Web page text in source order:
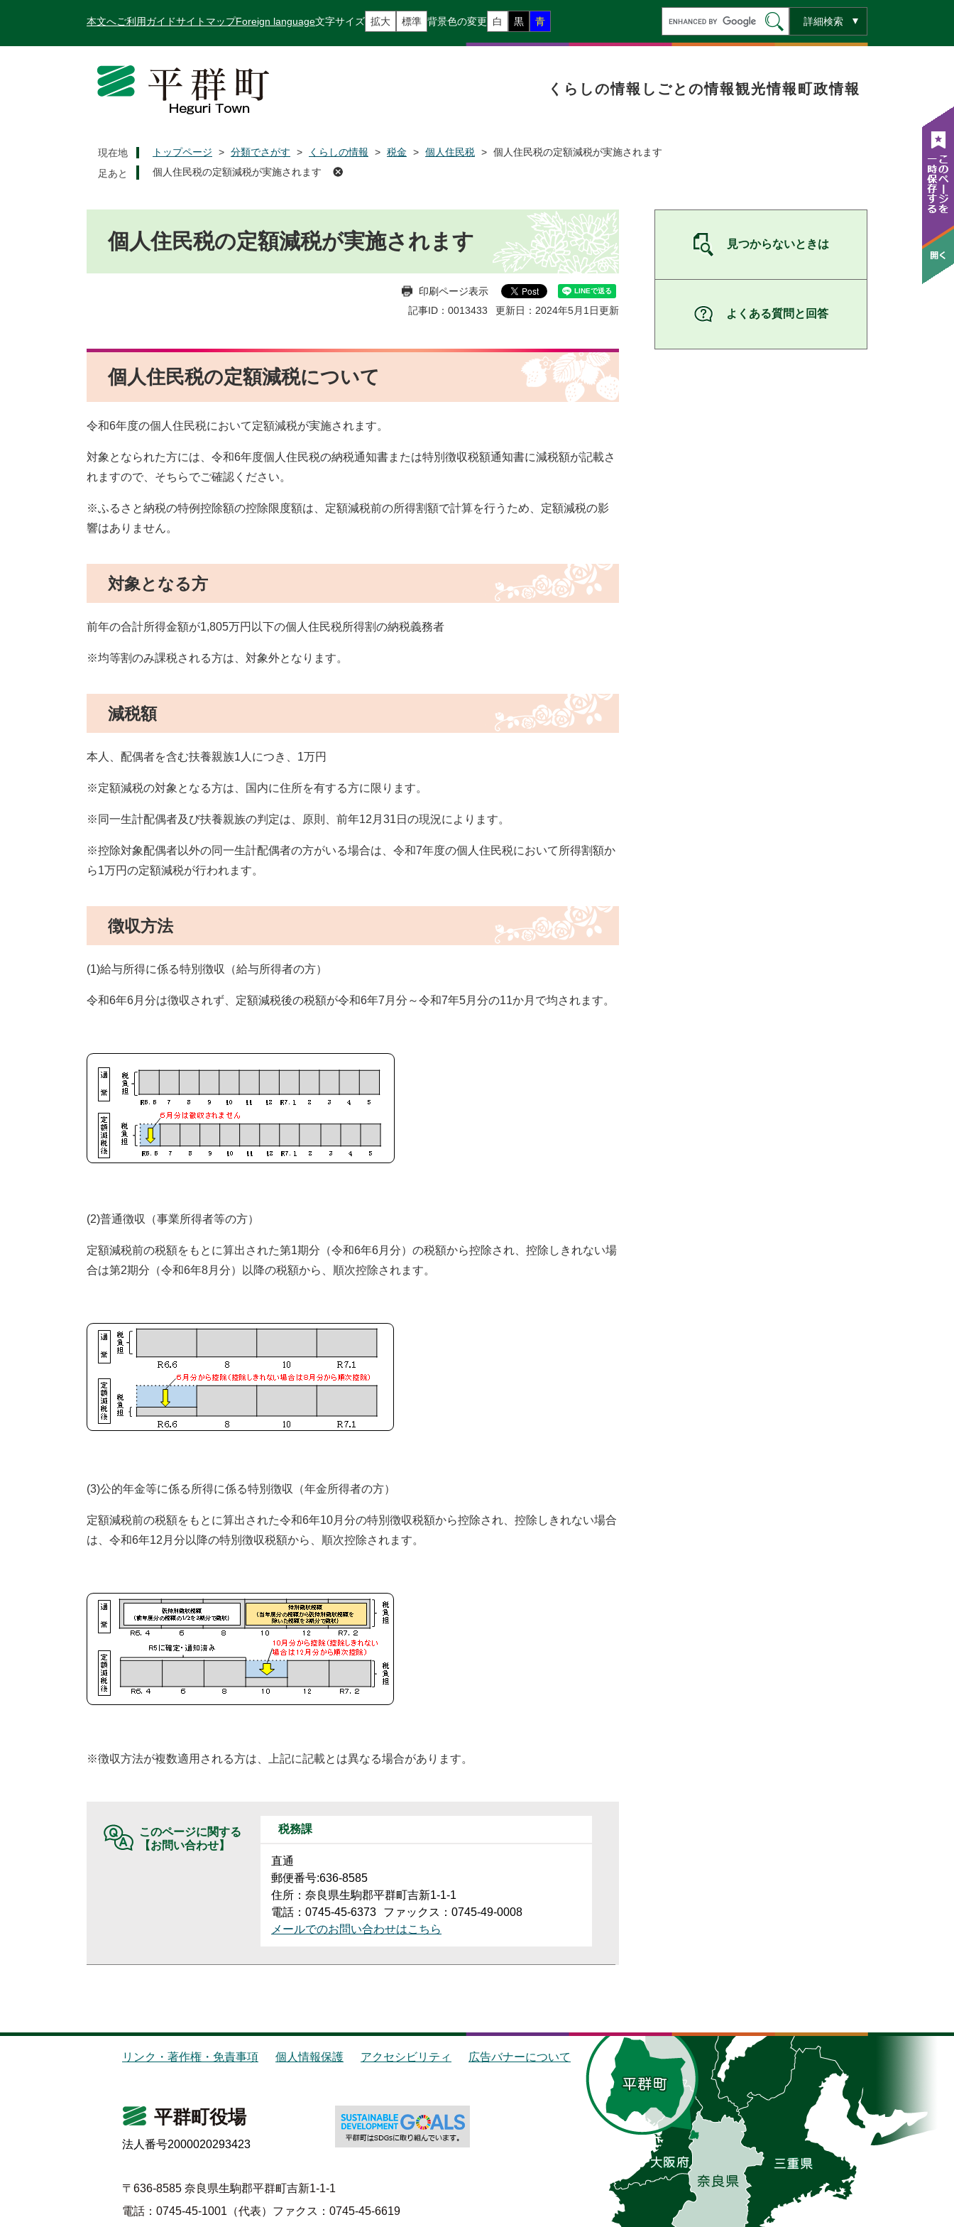
本文へご利用ガイドサイトマップForeign language文字サイズ 拡大 標準 背景色の変更 白 黒 青
ー
ー
詳細検索
くらしの情報 しごとの情報観光情報町政情報
現在地 トップページ > 分類でさがす > くらしの情報 > 税金 > 個人住民税 > 個人住民税の定額減税が実施されます
個人住民税の定額減税が実施されます
個人住民税の定額減税が実施されます
印刷ページ表示
記事ID：0013433
更新日：2024年5月1日更新
個人住民税の定額減税について
令和6年度の個人住民税において定額減税が実施されます。
対象となられた方には、令和6年度個人住民税の納税通知書または特別徴収税額通知書に減税額が記載さ
れますので、そちらでご確認ください。
※ふるさと納税の特例控除額の控除限度額は、定額減税前の所得割額で計算を行うため、定額減税の影
響はありません。
対象となる方
前年の合計所得金額が1,805万円以下の個人住民税所得割の納税義務者
※均等割のみ課税される方は、対象外となります。
減税額
本人、配偶者を含む扶養親族1人につき、1万円
※定額減税の対象となる方は、国内に住所を有する方に限ります。
※同一生計配偶者及び扶養親族の判定は、原則、前年12月31日の現況によります。
※控除対象配偶者以外の同一生計配偶者の方がいる場合は、令和7年度の個人住民税において所得割額か
ら1万円の定額減税が行われます。
徴収方法
(1)給与所得に係る特別徴収（給与所得者の方）
令和6年6月分は徴収されず、定額減税後の税額が令和6年7月分～令和7年5月分の11か月で均されます。
(2)普通徴収（事業所得者等の方）
定額減税前の税額をもとに算出された第1期分（令和6年6月分）の税額から控除され、控除しきれない場
合は第2期分（令和6年8月分）以降の税額から、順次控除されます。
(3)公的年金等に係る所得に係る特別徴収（年金所得者の方）
定額減税前の税額をもとに算出された令和6年10月分の特別徴収税額から控除され、控除しきれない場合
は、令和6年12月分以降の特別徴収税額から、順次控除されます。
※徴収方法が複数適用される方は、上記に記載とは異なる場合があります。
このページに関する
【お問い合わせ】
税務課
直通
郵便番号:636-8585
住所：奈良県生駒郡平群町吉新1-1-1
電話：0745-45-6373
ファックス：0745-49-0008
メールでのお問い合わせはこちら
見つからないときは
よくある質問と回答
リンク・著作権・免責事項 個人情報保護 アクセシビリティ 広告バナーについて
平群町役場
法人番号2000020293423
〒636-8585 奈良県生駒郡平群町吉新1-1-1
電話：0745-45-1001（代表） ファクス：0745-45-6619